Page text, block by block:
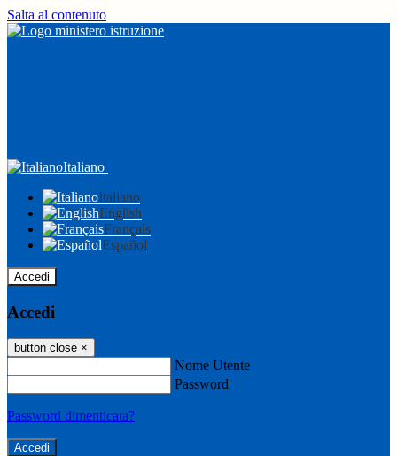
Salta al contenuto
Italiano
Italiano
English
Français
Español
Accedi
Accedi
button close ×
Nome Utente
Password
Password dimenticata?